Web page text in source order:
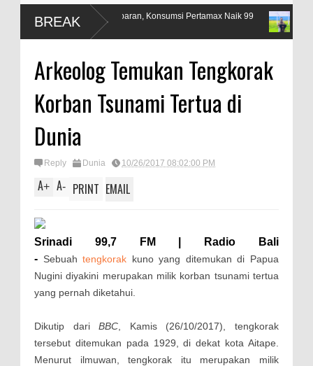
BREAK
Libur Lebaran, Konsumsi Pertamax Naik 99
Persen
OJK
persen
Arkeolog Temukan Tengkorak
Korban Tsunami Tertua di
Dunia
Reply Dunia 10/26/2017 08:02:00 PM
A+ A- PRINT EMAIL
Srinadi 99,7 FM | Radio Bali
- Sebuah tengkorak kuno yang ditemukan di Papua
Nugini diyakini merupakan milik korban tsunami tertua
yang pernah diketahui.
Dikutip dariBBC , Kamis (26/10/2017), tengkorak
tersebut ditemukan pada 1929, di dekat kota Aitape.
Menurut ilmuwan, tengkorak itu merupakan milik